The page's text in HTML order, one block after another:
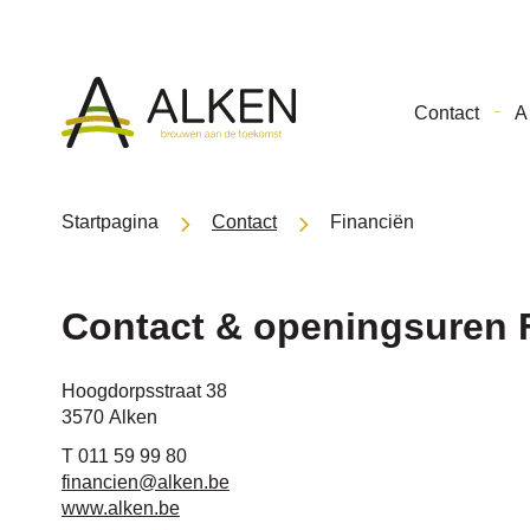
Gemeente
Alken
Contact A
Startpagina Contact Financiën
Contact & openingsuren
Contact
Adres
Hoogdorpsstraat 38
,3570 Alken
Tel.011 59 99 80
E-
mail
financien@alken.be
Website
www.alken.be